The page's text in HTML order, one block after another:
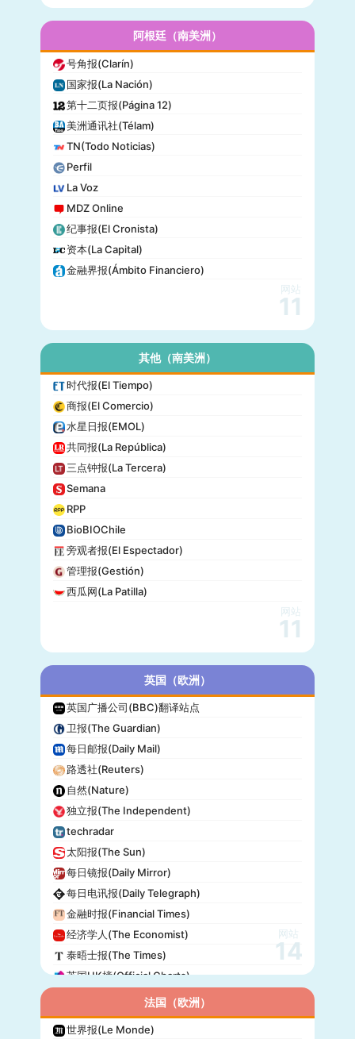
迈阿密先驱报(Miami Herald)
阿根廷（南美洲）
号角报(Clarín)
国家报(La Nación)
第十二页报(Página 12)
美洲通讯社(Télam)
TN(Todo Noticias)
Perfil
La Voz
MDZ Online
纪事报(El Cronista)
资本(La Capital)
金融界报(Ámbito Financiero)
网站
11
其他（南美洲）
时代报(El Tiempo)
商报(El Comercio)
水星日报(EMOL)
共同报(La República)
三点钟报(La Tercera)
Semana
RPP
BioBIOChile
旁观者报(El Espectador)
管理报(Gestión)
西瓜网(La Patilla)
网站
11
英国（欧洲）
英国广播公司(BBC)翻译站点
卫报(The Guardian)
每日邮报(Daily Mail)
路透社(Reuters)
自然(Nature)
独立报(The Independent)
techradar
太阳报(The Sun)
每日镜报(Daily Mirror)
每日电讯报(Daily Telegraph)
金融时报(Financial Times)
经济学人(The Economist)
泰晤士报(The Times)
英国UK榜(Official Charts)
网站
14
法国（欧洲）
世界报(Le Monde)